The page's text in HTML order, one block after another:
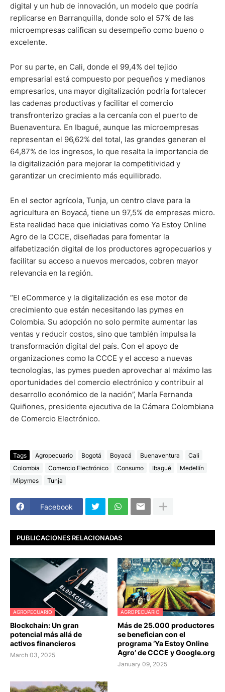
digital y un hub de innovación, un modelo que podría
replicarse en Barranquilla, donde solo el 57% de las
microempresas califican su desempeño como bueno o
excelente.
Por su parte, en Cali, donde el 99,4% del tejido
empresarial está compuesto por pequeños y medianos
empresarios, una mayor digitalización podría fortalecer
las cadenas productivas y facilitar el comercio
transfronterizo gracias a la cercanía con el puerto de
Buenaventura. En Ibagué, aunque las microempresas
representan el 96,62% del total, las grandes generan el
64,87% de los ingresos, lo que resalta la importancia de
la digitalización para mejorar la competitividad y
garantizar un crecimiento más equilibrado.
En el sector agrícola, Tunja, un centro clave para la
agricultura en Boyacá, tiene un 97,5% de empresas micro.
Esta realidad hace que iniciativas como Ya Estoy Online
Agro de la CCCE, diseñadas para fomentar la
alfabetización digital de los productores agropecuarios y
facilitar su acceso a nuevos mercados, cobren mayor
relevancia en la región.
“El eCommerce y la digitalización es ese motor de
crecimiento que están necesitando las pymes en
Colombia. Su adopción no solo permite aumentar las
ventas y reducir costos, sino que también impulsa la
transformación digital del país. Con el apoyo de
organizaciones como la CCCE y el acceso a nuevas
tecnologías, las pymes pueden aprovechar al máximo las
oportunidades del comercio electrónico y contribuir al
desarrollo económico de la nación”, María Fernanda
Quiñones, presidente ejecutiva de la Cámara Colombiana
de Comercio Electrónico.
Tags Agropecuario Bogotá Boyacá Buenaventura
Cali
Colombia
Comercio Electrónico Consumo Ibagué
Medellín
Mipymes
Tunja
Facebook
PUBLICACIONES RELACIONADAS
AGROPECUARIO
Blockchain: Un gran
potencial más allá de
activos financieros
March 03, 2025
AGROPECUARIO
Más de 25.000 productores
se benefician con el
programa ‘Ya Estoy Online
Agro’ de CCCE y Google.org
January 09, 2025